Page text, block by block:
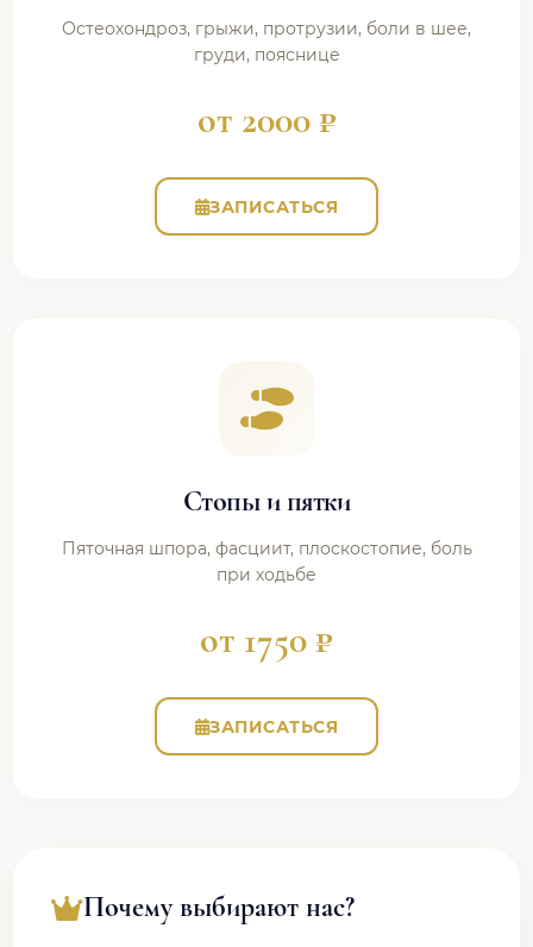
Остеохондроз, грыжи, протрузии, боли в шее,
груди, пояснице
от 2000 ₽
ЗАПИСАТЬСЯ
Стопы и пятки
Пяточная шпора, фасциит, плоскостопие, боль
при ходьбе
от 1750 ₽
ЗАПИСАТЬСЯ
Почему выбирают нас?